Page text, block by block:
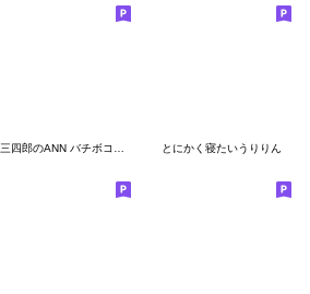
とにかく寝たいうりりん